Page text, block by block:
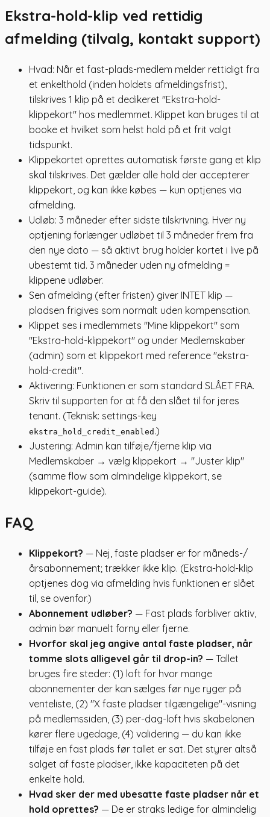
Ekstra-hold-klip ved rettidig
afmelding (tilvalg, kontakt support)
Hvad: Når et fast-plads-medlem melder rettidigt fra
et enkelthold (inden holdets afmeldingsfrist),
tilskrives 1 klip på et dedikeret "Ekstra-hold-
klippekort" hos medlemmet. Klippet kan bruges til at
booke et hvilket som helst hold på et frit valgt
tidspunkt.
Klippekortet oprettes automatisk første gang et klip
skal tilskrives. Det gælder alle hold der accepterer
klippekort, og kan ikke købes — kun optjenes via
afmelding.
Udløb: 3 måneder efter sidste tilskrivning. Hver ny
optjening forlænger udløbet til 3 måneder frem fra
den nye dato — så aktivt brug holder kortet i live på
ubestemt tid. 3 måneder uden ny afmelding =
klippene udløber.
Sen afmelding (efter fristen) giver INTET klip —
pladsen frigives som normalt uden kompensation.
Klippet ses i medlemmets "Mine klippekort" som
"Ekstra-hold-klippekort" og under Medlemskaber
(admin) som et klippekort med reference "ekstra-
hold-credit".
Aktivering: Funktionen er som standard SLÅET FRA.
Skriv til supporten for at få den slået til for jeres
tenant. (Teknisk: settings-key
ekstra_hold_credit_enabled .)
Justering: Admin kan tilføje/fjerne klip via
Medlemskaber → vælg klippekort → "Juster klip"
(samme flow som almindelige klippekort, se
klippekort-guide).
FAQ
Klippekort? — Nej, faste pladser er for måneds-/
årsabonnement; trækker ikke klip. (Ekstra-hold-klip
optjenes dog via afmelding hvis funktionen er slået
til, se ovenfor.)
Abonnement udløber? — Fast plads forbliver aktiv,
admin bør manuelt forny eller fjerne.
Hvorfor skal jeg angive antal faste pladser, når
tomme slots alligevel går til drop-in? — Tallet
bruges fire steder: (1) loft for hvor mange
abonnementer der kan sælges før nye ryger på
venteliste, (2) "X faste pladser tilgængelige"-visning
på medlemssiden, (3) per-dag-loft hvis skabelonen
kører flere ugedage, (4) validering — du kan ikke
tilføje en fast plads før tallet er sat. Det styrer altså
salget af faste pladser, ikke kapaciteten på det
enkelte hold.
Hvad sker der med ubesatte faste pladser når et
hold oprettes? — De er straks ledige for almindelig